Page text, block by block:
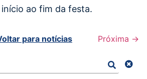
ao fim da festa.
para notícias
Próxima →